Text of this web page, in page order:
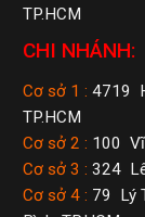
TP.HCM
CHI NHÁNH:
Cơ sở 1 : 4719
TP.HCM
Cơ sở 2 : 100
Cơ sở 3 : 324 Lê
Cơ sở 4 : 79 Lý